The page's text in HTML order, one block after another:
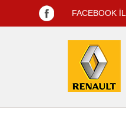
FACEBOOK